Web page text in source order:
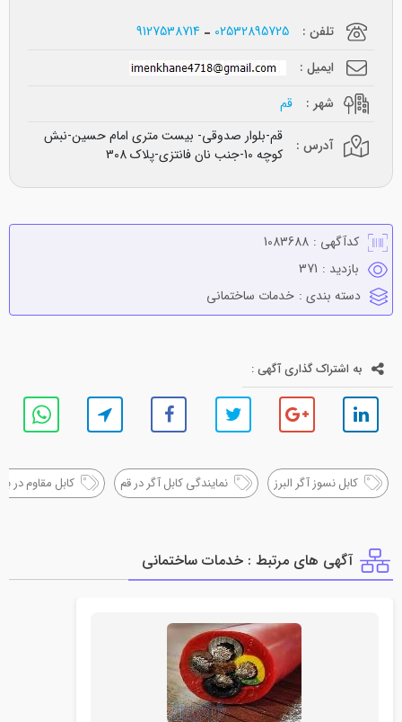
تلفن : 02532895725
9127538714
ایمیل :
شهر :
قم
آدرس :
قم-بلوار صدوقی- بیست متری امام حسین-نبش
کوچه 10-جنب نان فانتزی-پلاک 308
کدآگهی : 1083688
بازدید : 371
دسته بندی : خدمات ساختماني
به اشتراک گذاری آگهی :
کابل نسوز آگر البرز نمایندگی کابل آگر در قم کابل مقاوم در
آگهی های مرتبط : خدمات ساختماني